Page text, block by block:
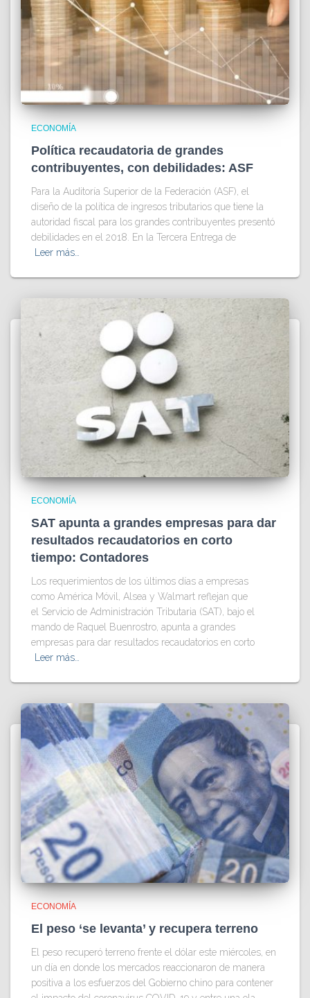
ECONOMÍA
Política recaudatoria de grandes
contribuyentes, con debilidades: ASF
Para la Auditoría Superior de la Federación (ASF), el
diseño de la política de ingresos tributarios que tiene la
autoridad fiscal para los grandes contribuyentes presentó
debilidades en el 2018. En la Tercera Entrega de
Leer más…
ECONOMÍA
SAT apunta a grandes empresas para dar
resultados recaudatorios en corto
tiempo: Contadores
Los requerimientos de los últimos días a empresas
como América Móvil, Alsea y Walmart reflejan que
el Servicio de Administración Tributaria (SAT), bajo el
mando de Raquel Buenrostro, apunta a grandes
empresas para dar resultados recaudatorios en corto
Leer más…
ECONOMÍA
El peso ‘se levanta’ y recupera terreno
El peso recuperó terreno frente el dólar este miércoles, en
un día en donde los mercados reaccionaron de manera
positiva a los esfuerzos del Gobierno chino para contener